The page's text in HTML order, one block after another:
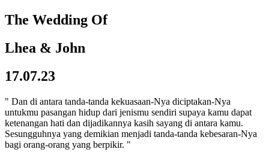
The Wedding Of
Lhea & John
17.07.23
" Dan di antara tanda-tanda kekuasaan-Nya diciptakan-Nya
untukmu pasangan hidup dari jenismu sendiri supaya kamu dapat
ketenangan hati dan dijadikannya kasih sayang di antara kamu.
Sesungguhnya yang demikian menjadi tanda-tanda kebesaran-Nya
bagi orang-orang yang berpikir. "